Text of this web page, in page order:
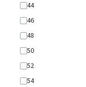
44
46
48
50
52
54